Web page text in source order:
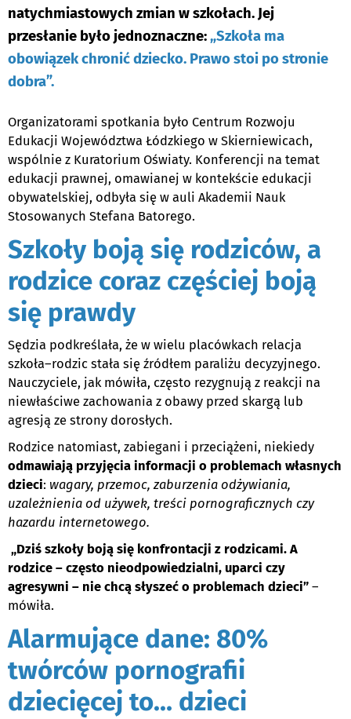
natychmiastowych zmian w szkołach. Jej
przesłanie było jednoznaczne:„Szkoła ma
obowiązek chronić dziecko. Prawo stoi po stronie
dobra”.
Organizatorami spotkania było Centrum Rozwoju
Edukacji Województwa Łódzkiego w Skierniewicach,
wspólnie z Kuratorium Oświaty. Konferencji na temat
edukacji prawnej, omawianej w kontekście edukacji
obywatelskiej, odbyła się w auli Akademii Nauk
Stosowanych Stefana Batorego.
Szkoły boją się rodziców, a
rodzice coraz częściej boją
się prawdy
Sędzia podkreślała, że w wielu placówkach relacja
szkoła–rodzic stała się źródłem paraliżu decyzyjnego.
Nauczyciele, jak mówiła, często rezygnują z reakcji na
niewłaściwe zachowania z obawy przed skargą lub
agresją ze strony dorosłych.
Rodzice natomiast, zabiegani i przeciążeni, niekiedy
odmawiają przyjęcia informacji o problemach własnych
dzieci: wagary, przemoc, zaburzenia odżywiania,
uzależnienia od używek, treści pornograficznych czy
hazardu internetowego.
„Dziś szkoły boją się konfrontacji z rodzicami. A
rodzice – często nieodpowiedzialni, uparci czy
agresywni – nie chcą słyszeć o problemach dzieci” –
mówiła.
Alarmujące dane: 80%
twórców pornografii
dziecięcej to… dzieci